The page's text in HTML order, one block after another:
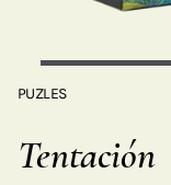
PUZLES
Tentación